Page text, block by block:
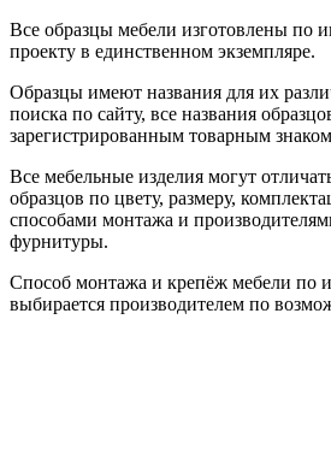
Все образцы мебели изготовлены по
проекту в единственном экземпляре.
Образцы имеют названия для их
поиска по сайту, все названия
зарегистрированным товарным
Все мебельные изделия могут
образцов по цвету, размеру,
способами монтажа и
фурнитуры.
Способ монтажа и крепёж мебели по
выбирается производителем по